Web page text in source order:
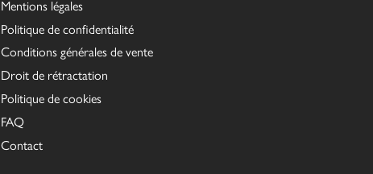
Mentions légales
Politique de confidentialité
Conditions générales de vente
Droit de rétractation
Politique de cookies
FAQ
Contact